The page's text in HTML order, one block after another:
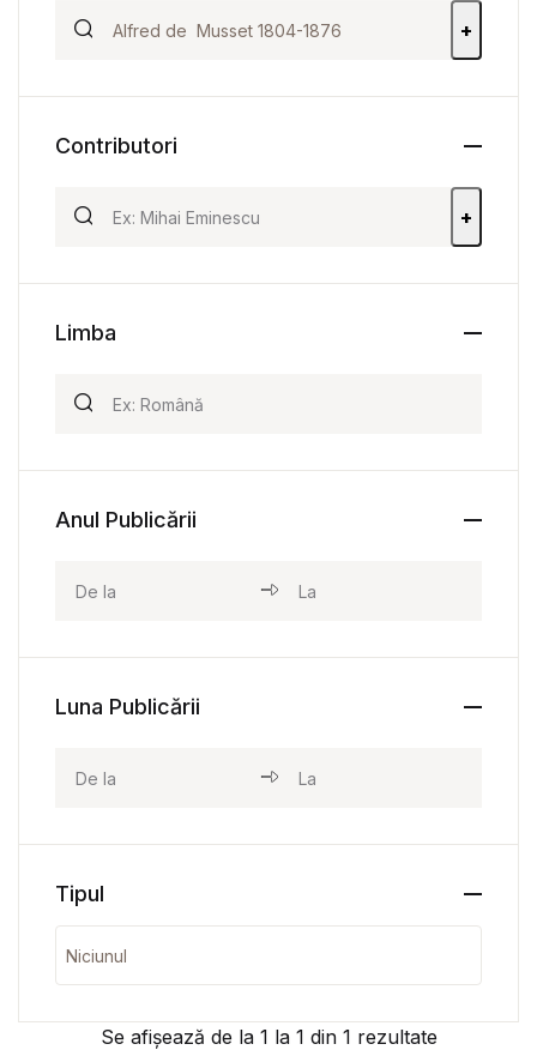
Se afișează de la 1 la 1 din 1 rezultate
+
Contributori
+
Limba
Anul Publicării
Luna Publicării
Tipul